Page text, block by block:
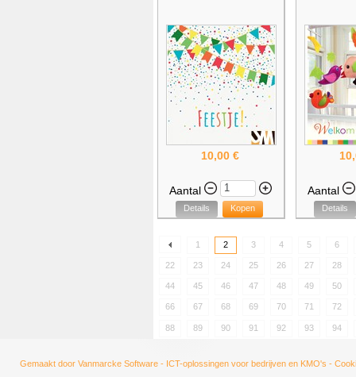
10,00 €
Aantal
Details Kopen
Aantal
Details
1 2 3 4 5 6
22 23 24 25 26 27 28
44 45 46 47 48 49 50
66 67 68 69 70 71 72
88 89 90 91 92 93 94
Gemaakt door Vanmarcke Software - ICT-oplossingen voor bedrijven en KMO's -